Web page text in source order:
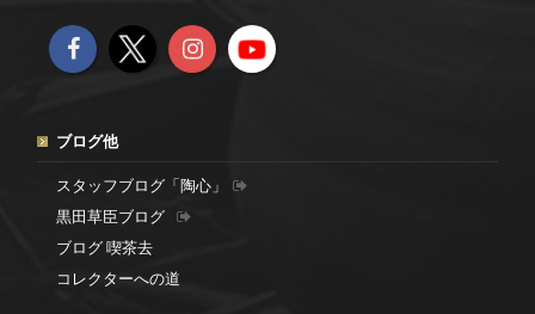
ブログ他
スタッフブログ「陶心」
黒田草臣ブログ
ブログ 喫茶去
コレクターへの道